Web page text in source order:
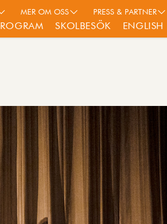
SKOLBESÖK ENGLISH
MER OM OSS PRESS & PARTNER